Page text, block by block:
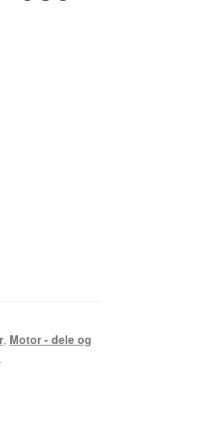
, Motor - dele og